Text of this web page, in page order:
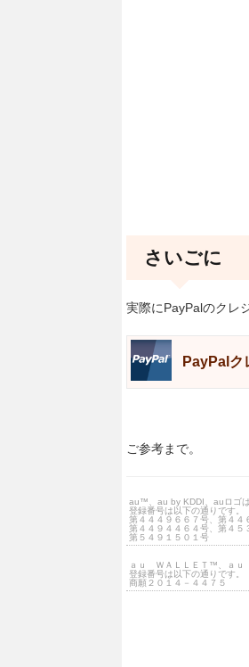
さいごに
実際にPayPalのクレ
PayPalク
ご参考まで。
au™、au by KDDI、auロゴは
登録番号は以下の通りです。
第４４４９６６７号、第４４
第４４９４４６４号、第４５
第５４９１５０１号
ａｕ ＷＡＬＬＥＴ™、ａｕ
登録番号は以下の通りです。
商願２０１４－４４７５